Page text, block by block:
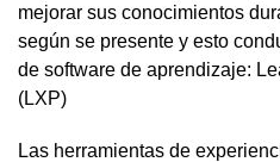
mejorar sus conocimientos
según se presente y esto
de software de aprendizaje:
(LXP)
Las herramientas de